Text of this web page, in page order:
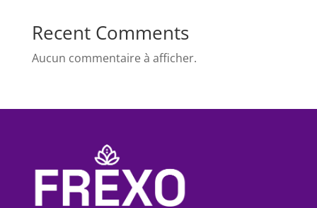
Recent Comments
Aucun commentaire à afficher.